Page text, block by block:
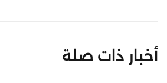
أخبار ذات صلة